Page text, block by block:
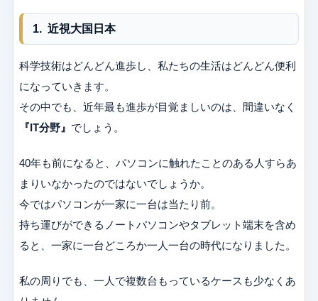
1. 近視大国日本
科学技術はどんどん進歩し、私たちの生活はどんどん便利
になっていきます。
その中でも、近年最も進歩が目覚ましいのは、間違いなく
『IT分野』 でしょう。
40年も前になると、パソコンに触れたことのある人すらあ
まりいなかったのではないでしょうか。
今ではパソコンが一家に一台は当たり前。
持ち運びができるノートパソコンやタブレット端末を含め
ると、一家に一台どころか一人一台の時代になりました。
私の周りでも、一人で複数台もっているケースも少なくあ